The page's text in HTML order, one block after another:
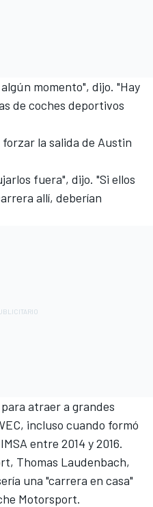
momento", dijo. "Hay
de coches deportivos
la salida de Austin
fuera", dijo. "Si ellos
allí, deberían
atraer a grandes
incluso cuando formó
entre 2014 y 2016.
Thomas Laudenbach,
una "carrera en casa"
Motorsport.